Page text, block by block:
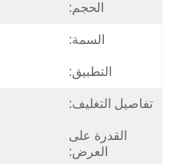
الحجم:
السمة:
التطبيق:
تفاصيل التغليف:
القدرة على
العرض: